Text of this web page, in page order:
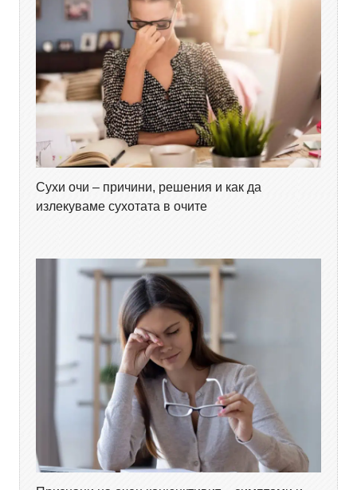
Сухи очи – причини, решения и как да
излекуваме сухотата в очите